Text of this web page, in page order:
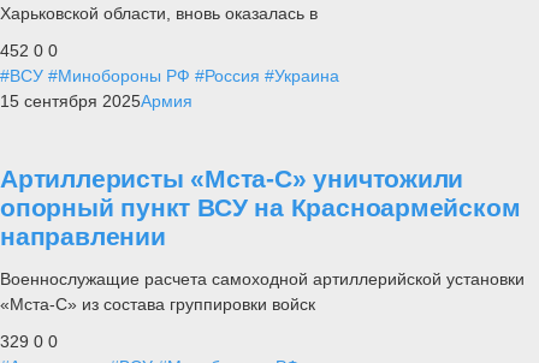
Харьковской области, вновь оказалась в
452 0 0
#ВСУ #Минобороны РФ #Россия #Украина
15 сентября 2025Армия
Артиллеристы «Мста-С» уничтожили
опорный пункт ВСУ на Красноармейском
направлении
Военнослужащие расчета самоходной артиллерийской установки
«Мста-С» из состава группировки войск
329 0 0